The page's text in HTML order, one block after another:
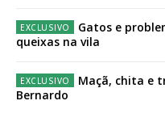
Gatos e
queixas na vila
Maçã, chita e
Bernardo